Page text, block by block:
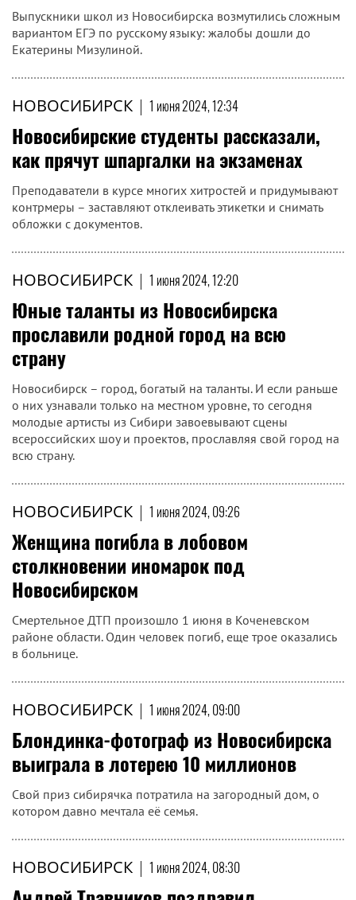
Выпускники школ из Новосибирска возмутились сложным
вариантом ЕГЭ по русскому языку: жалобы дошли до
Екатерины Мизулиной.
НОВОСИБИРСК | 1 июня 2024, 12:34
Новосибирские студенты рассказали,
как прячут шпаргалки на экзаменах
Преподаватели в курсе многих хитростей и придумывают
контрмеры – заставляют отклеивать этикетки и снимать
обложки с документов.
НОВОСИБИРСК | 1 июня 2024, 12:20
Юные таланты из Новосибирска
прославили родной город на всю
страну
Новосибирск – город, богатый на таланты. И если раньше
о них узнавали только на местном уровне, то сегодня
молодые артисты из Сибири завоевывают сцены
всероссийских шоу и проектов, прославляя свой город на
всю страну.
НОВОСИБИРСК | 1 июня 2024, 09:26
Женщина погибла в лобовом
столкновении иномарок под
Новосибирском
Смертельное ДТП произошло 1 июня в Коченевском
районе области. Один человек погиб, еще трое оказались
в больнице.
НОВОСИБИРСК | 1 июня 2024, 09:00
Блондинка-фотограф из Новосибирска
выиграла в лотерею 10 миллионов
Свой приз сибирячка потратила на загородный дом, о
котором давно мечтала её семья.
НОВОСИБИРСК | 1 июня 2024, 08:30